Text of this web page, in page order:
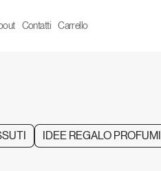
Contatti Carrello
IDEE REGALO PROFUMI